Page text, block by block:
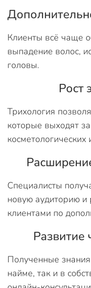
Клиенты всё чаще
выпадение волос,
головы.
Рост
Трихология
которые выходят
косметологических
Специалисты
новую аудиторию и
клиентами по
Развитие
Полученные
найме, так и в